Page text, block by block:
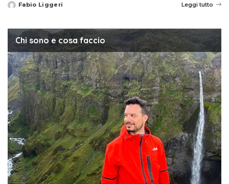
Posted
Fabio Liggeri Leggi tutto
Chi sono e cosa faccio